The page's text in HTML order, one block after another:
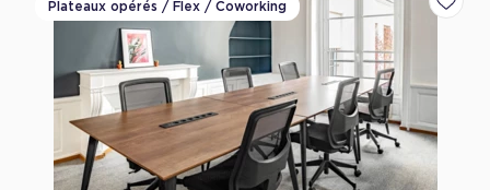
Plateaux opérés / Flex / Coworking